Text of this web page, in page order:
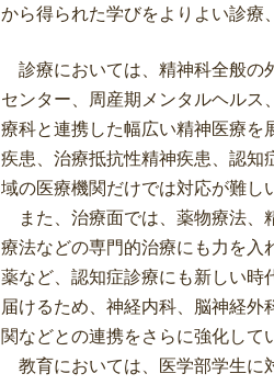
から得られた学びをよりよい診療
診療においては、精神科全般の
センター、周産期メンタルヘルス
療科と連携した幅広い精神医療を
疾患、治療抵抗性精神疾患、認知
域の医療機関だけでは対応が難し
また、治療面では、薬物療法、
療法などの専門的治療にも力を入
薬など、認知症診療にも新しい時
届けるため、神経内科、脳神経
関などとの連携をさらに強化して
教育においては、医学部学生に